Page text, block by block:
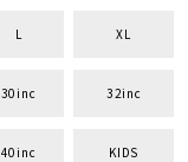
L XL
30inc 32inc
40inc KIDS